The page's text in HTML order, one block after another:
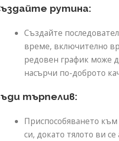
рутина:
Създайте
време, включително
редовен график може
насърчи по-доброто
търпелив:
Приспособяването
си, докато тялото ви